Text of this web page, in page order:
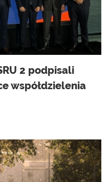
2 podpisali
współdzielenia